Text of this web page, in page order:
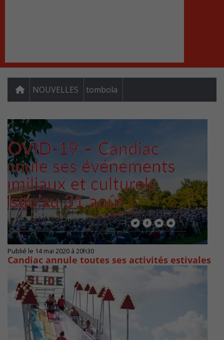
NOUVELLES tombola
Publié le 14 mai 2020 à 20h30
Candiac annule toutes ses activités estivales